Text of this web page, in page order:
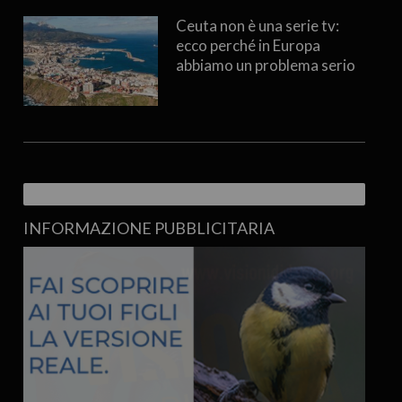
Ceuta non è una serie tv:
ecco perché in Europa
abbiamo un problema serio
INFORMAZIONE PUBBLICITARIA